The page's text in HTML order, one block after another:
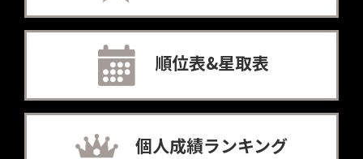
順位表&星取表
個人成績ランキング